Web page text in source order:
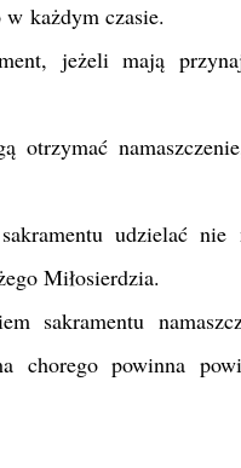
każdym czasie.
jeżeli mają
otrzymać
udzielać
Miłosierdzia.
sakramentu
chorego powinna